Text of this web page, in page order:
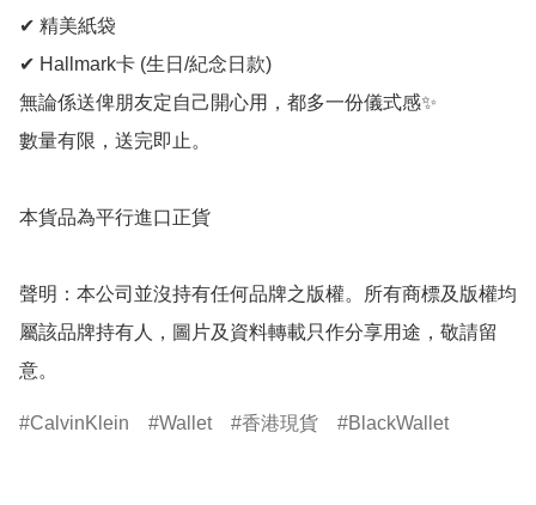
✔ 精美紙袋
✔ Hallmark卡 (生日/紀念日款)
無論係送俾朋友定自己開心用，都多一份儀式感✨
數量有限，送完即止。
本貨品為平行進口正貨
聲明：本公司並沒持有任何品牌之版權。所有商標及版權均
屬該品牌持有人，圖片及資料轉載只作分享用途，敬請留
CalvinKlein Wallet 香港現貨 BlackWallet